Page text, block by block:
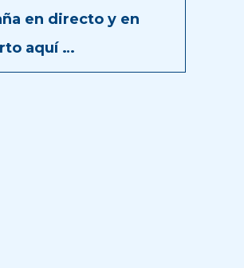
en directo y en
aquí …